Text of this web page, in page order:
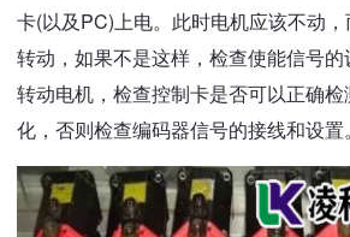
卡(以及PC)上电。此时电机应该不动
转动，如果不是这样，检查使能信号
转动电机，检查控制卡是否可以正确
化，否则检查编码器信号的接线和设置。